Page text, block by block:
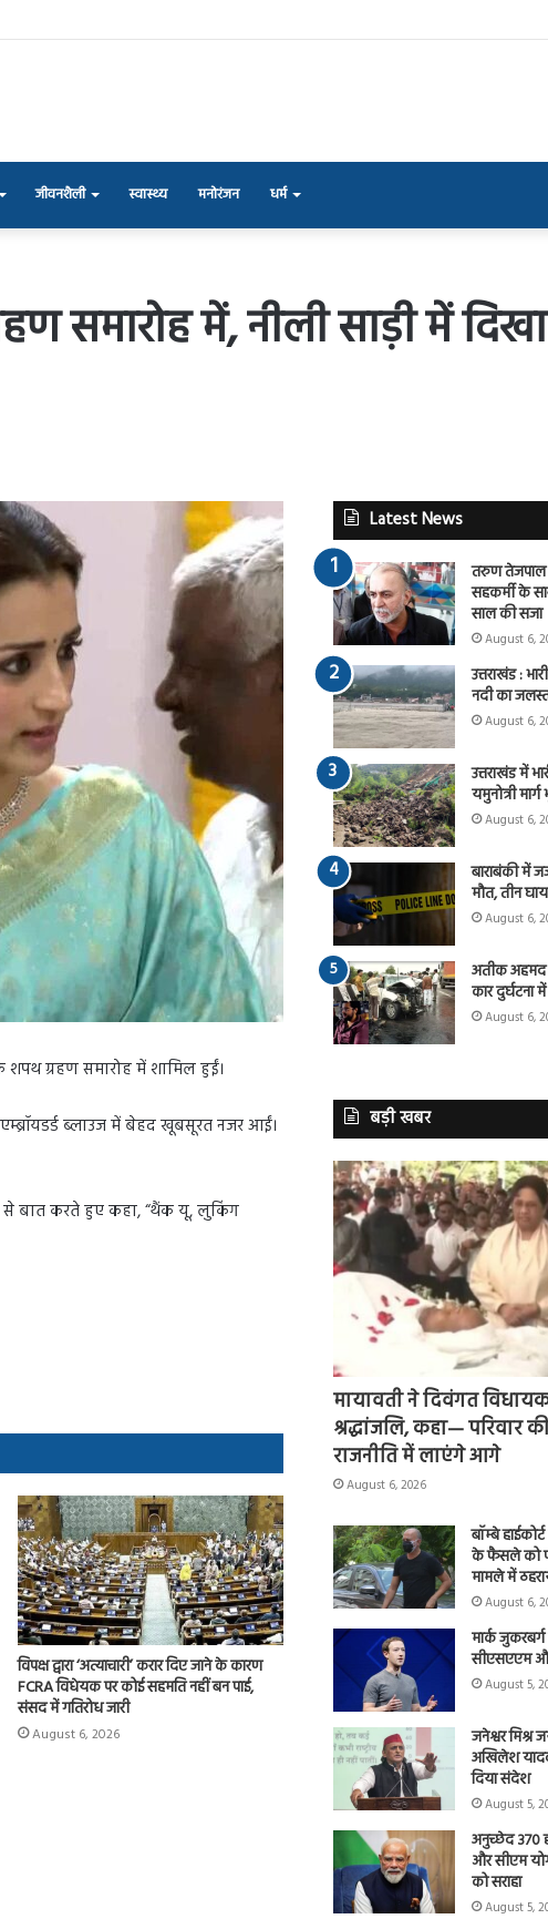
जीवनशैली स्वास्थ्य मनोरंजन धर्म
समारोह में, नीली साड़ी में
शपथ ग्रहण समारोह में शामिल हुईं।
ब्लाउज में बेहद खूबसूरत नजर आईं।
से बात करते हुए कहा, “थैंक यू, लुकिंग
विपक्ष द्वारा ‘अत्याचारी’ करार दिए जाने के कारण
FCRA विधेयक पर कोई सहमति नहीं बन पाई,
संसद में गतिरोध जारी
August 6, 2026
Latest News
तरुण तेजपाल
सहकर्मी के
साल की सजा
August 6,
उत्तराखंड :
नदी का
August 6,
उत्तराखंड में
यमुनोत्री
August 6,
बाराबंकी में
मौत, तीन
August 6,
अतीक
कार दुर्घटना
August 6,
बड़ी खबर
मायावती ने दिवंगत
श्रद्धांजलि, कहा— परिवार
राजनीति में लाएंगे आगे
August 6, 2026
बॉम्बे
के फैसले को
मामले में
August 6,
मार्क
सीएसएएम
August 5,
जनेश्वर मिश्र
अखिलेश यादव
दिया संदेश
August 5,
अनुच्छेद 370
और सीएम
को सराहा
August 5,